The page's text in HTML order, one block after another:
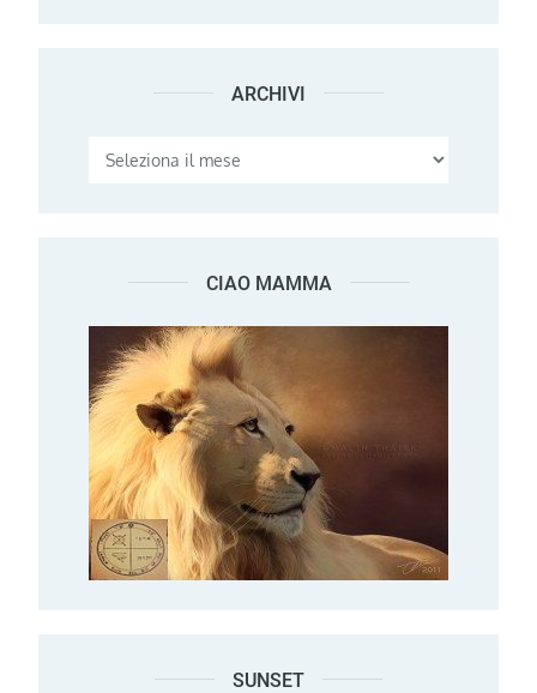
ARCHIVI Archivi
CIAO MAMMA
SUNSET